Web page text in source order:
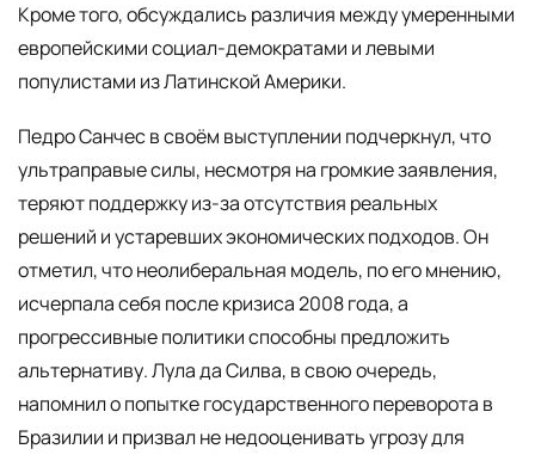
Кроме того, обсуждались различия между умеренными
европейскими социал-демократами и левыми
популистами из Латинской Америки.
Педро Санчес в своём выступлении подчеркнул, что
ультраправые силы, несмотря на громкие заявления,
теряют поддержку из-за отсутствия реальных
решений и устаревших экономических подходов. Он
отметил, что неолиберальная модель, по его мнению,
исчерпала себя после кризиса 2008 года, а
прогрессивные политики способны предложить
альтернативу. Лула да Силва, в свою очередь,
напомнил о попытке государственного переворота в
Бразилии и призвал не недооценивать угрозу для